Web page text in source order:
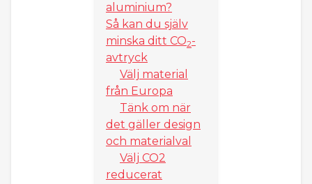
aluminium?
Så kan du själv
minska ditt CO2-
avtryck
Välj material
från Europa
Tänk om när
det gäller design
och materialval
Välj CO2
reducerat